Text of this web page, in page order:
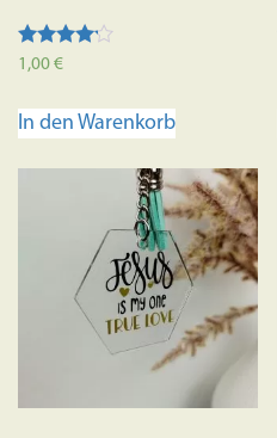
Bewertet
von 5
1,00€
In den Warenkorb